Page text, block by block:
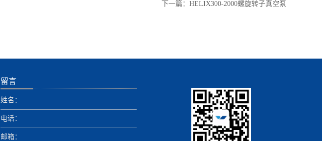
下一篇： HELIX300-2000螺旋转子真空泵
留言
姓名：
电话：
邮箱：